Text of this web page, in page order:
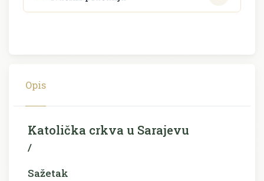
Opis
Katolička crkva u Sarajevu
/
Sažetak